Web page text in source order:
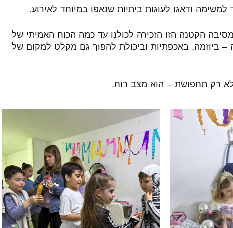
למשימה ודאגו לעוגות ביתיות שנאפו במיוחד לאירוע.
הקטנה הזו הזכירה לכולנו עד כמה הכוח האמיתי של
ביוזמה, באכפתיות וביכולת להפוך גם מקלט למקום של
רק תחפושת – הוא מצב רוח.